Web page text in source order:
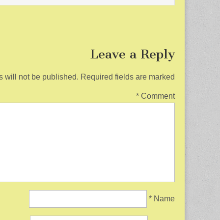
Leave a Reply
will not be published. Required fields are marked
Comment
*
Name
*